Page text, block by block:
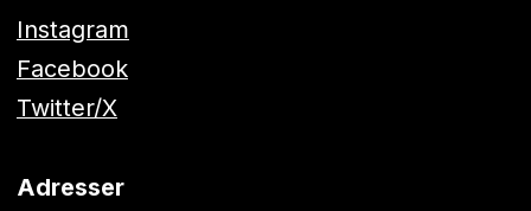
Instagram
Facebook
Twitter/X
Adresser